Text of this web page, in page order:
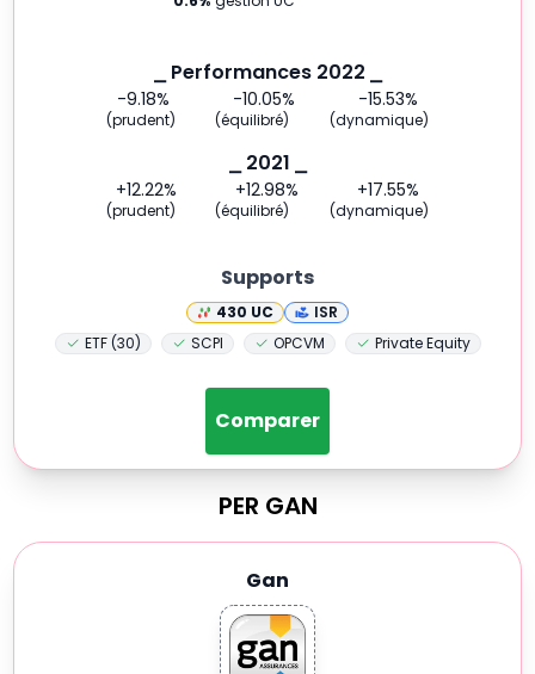
⎯ Performances 2022 ⎯
-9.18% -10.05% -15.53%
(prudent) (équilibré) (dynamique)
⎯ 2021 ⎯
+12.22% +12.98% +17.55%
(prudent) (équilibré) (dynamique)
Supports
430 UC
ISR
ETF (30)
SCPI OPCVM Private Equity
Comparer
PER GAN
Gan